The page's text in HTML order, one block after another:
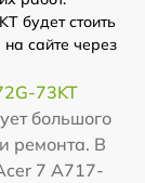
будет стоить
сайте через
73KT
большого
ремонта. В
7 A717-